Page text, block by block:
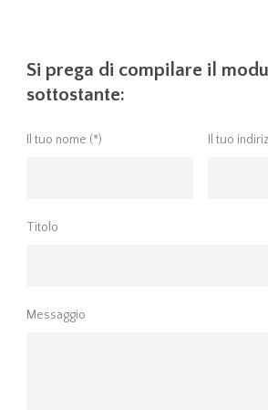
Si prega di compilare il
sottostante:
Il tuo nome (*) Il tuo
Titolo
Messaggio